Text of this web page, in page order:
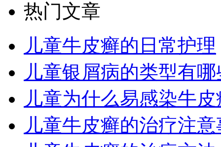
热门文章
儿童牛皮癣的日常护理
儿童银屑病的类型有
儿童为什么易感染牛皮
儿童牛皮癣的治疗注